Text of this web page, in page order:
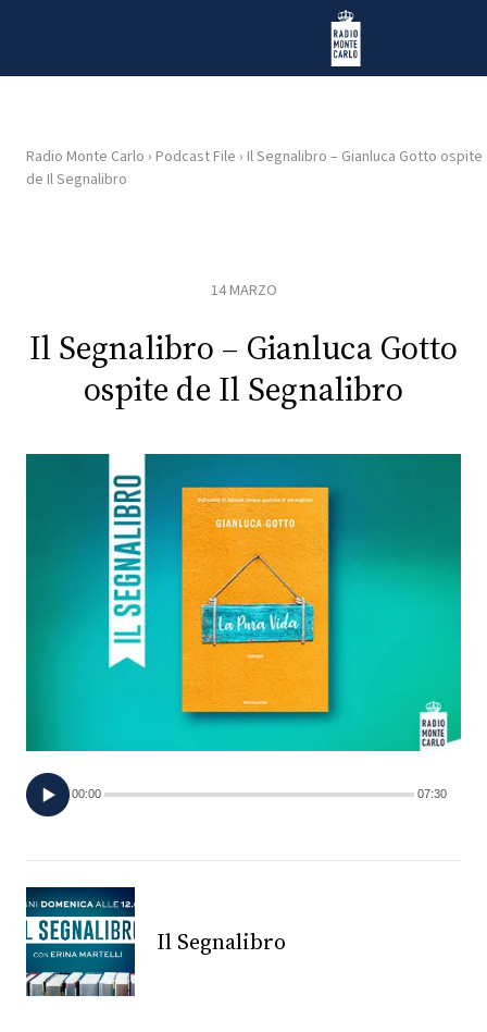
Radio Monte Carlo
HOME
RADIO
PLAYLIST
CONCORSI
TV
PRINCIPATO
MONACO
RMC
CONSIGLIA
Radio Monte Carlo › Podcast File › Il Segnalibro – Gianluca Gotto ospite
de Il Segnalibro
14 MARZO
Il Segnalibro – Gianluca Gotto
ospite de Il Segnalibro
00:00 07:30
Il Segnalibro